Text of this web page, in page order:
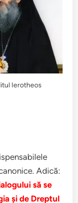
Ierotheos
Adică:
să se
şi de Dreptul